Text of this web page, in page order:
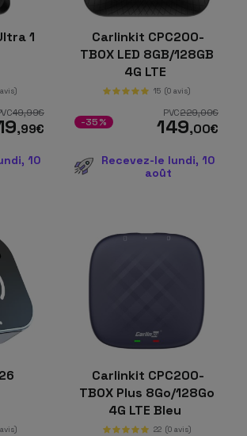
1
49,99€
,99€
10
Carlinkit CPC200-
TBOX LED 8GB/128GB
4G LTE
15 (0 avis)
PVC229,00€
149,00€
-35%
Recevez-le lundi, 10
août
Carlinkit CPC200-
TBOX Plus 8Go/128Go
4G LTE Bleu
22 (0 avis)